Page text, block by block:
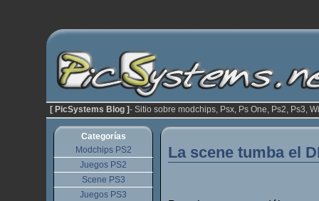
[ PicSystems Blog ]- Sitio sobre modchips, Psx, Ps One, Ps2, Ps3,
La scene tumba el
Categorías
Modchips PS2
Juegos PS2
Scene PS3
Juegos PS3